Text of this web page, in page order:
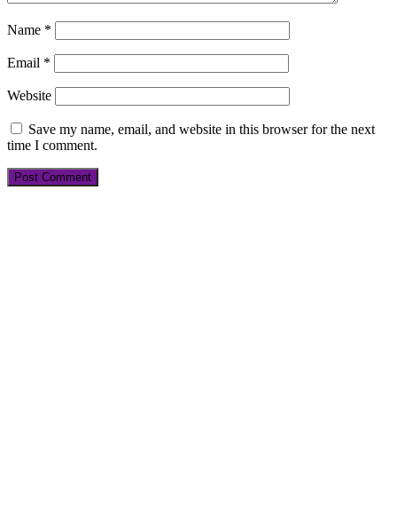
Name *
Email *
Website
Save my name, email, and website in this browser for the next
time I comment.